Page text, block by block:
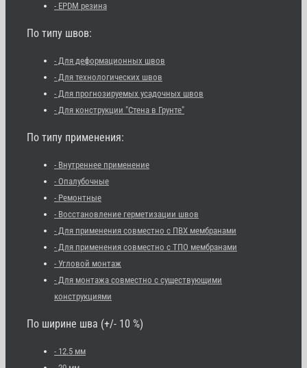
- EPDM резина
По типу швов:
- Для деформационных швов
- Для технологических швов
- Для прогнозируемых усадочных швов
- Для конструкции "Стена в Грунте"
По типу применения:
- Внутреннее применение
- Опалубочные
- Ремонтные
- Восстановление герметизации швов
- Для применения совместно с ПВХ мембранами
- Для применения совместно с ТПО мембранами
- Угловой монтаж
- Для монтажа совместно с существующими
конструкциями
По ширине шва (+/- 10 %)
- 12.5 мм